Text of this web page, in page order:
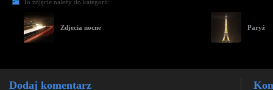
To zdjęcie należy do kategorii:
Zdjecia nocne Paryż
Dodaj komentarz